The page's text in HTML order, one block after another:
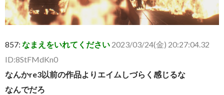
857: なまえをいれてください 2023/03/24(金) 20:27:04.32
ID:8StFMdKn0
なんかre3以前の作品よりエイムしづらく感じるな
なんでだろ